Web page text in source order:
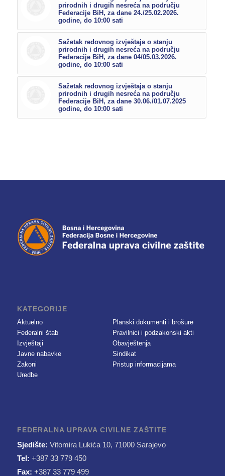
prirodnih i drugih nesreća na području
Federacije BiH, za dane 24./25.02.2026.
godine, do 10:00 sati
Sažetak redovnog izvještaja o stanju
prirodnih i drugih nesreća na području
Federacije BiH, za dane 04/05.03.2026.
godine, do 10:00 sati
Sažetak redovnog izvještaja o stanju
prirodnih i drugih nesreća na području
Federacije BiH, za dane 30.06./01.07.2025
godine, do 10:00 sati
KATEGORIJE
Aktuelno
Federalni štab
Izvještaji
Javne nabavke
Zakoni
Uredbe
Planski dokumenti i brošure
Pravilnici i podzakonski akti
Obavještenja
Sindikat
Pristup informacijama
FEDERALNA UPRAVA CIVILNE ZAŠTITE
Sjedište: Vitomira Lukića 10, 71000 Sarajevo
Tel: +387 33 779 450
Fax: +387 33 779 499